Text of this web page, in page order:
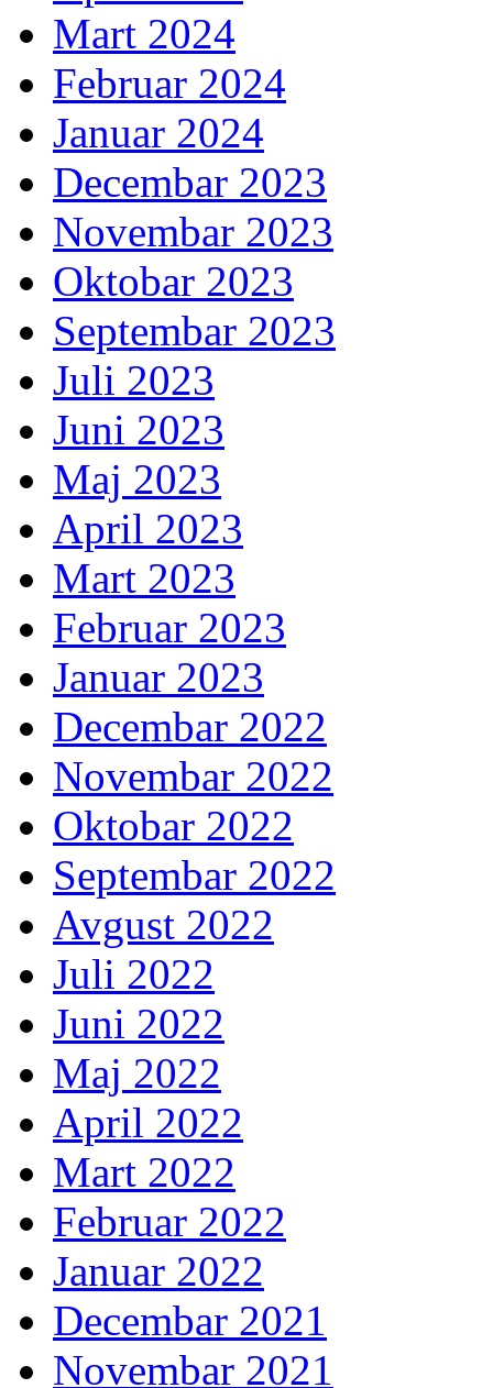
Mart 2024
Februar 2024
Januar 2024
Decembar 2023
Novembar 2023
Oktobar 2023
Septembar 2023
Juli 2023
Juni 2023
Maj 2023
April 2023
Mart 2023
Februar 2023
Januar 2023
Decembar 2022
Novembar 2022
Oktobar 2022
Septembar 2022
Avgust 2022
Juli 2022
Juni 2022
Maj 2022
April 2022
Mart 2022
Februar 2022
Januar 2022
Decembar 2021
Novembar 2021